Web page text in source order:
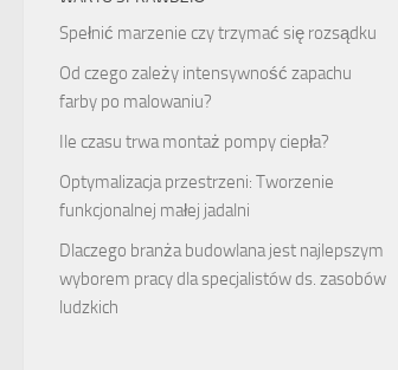
Spełnić marzenie czy trzymać się rozsądku
Od czego zależy intensywność zapachu
farby po malowaniu?
Ile czasu trwa montaż pompy ciepła?
Optymalizacja przestrzeni: Tworzenie
funkcjonalnej małej jadalni
Dlaczego branża budowlana jest najlepszym
wyborem pracy dla specjalistów ds. zasobów
ludzkich